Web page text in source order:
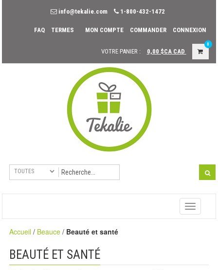
info@tekalie.com 1-800-432-1472
FAQ TERMES MON COMPTE COMMANDER CONNEXION
VOTRE PANIER : 0,00 $CACAD
0
Toggle
Accueil / Beauce / Beauté et santé
BEAUTÉ ET SANTÉ